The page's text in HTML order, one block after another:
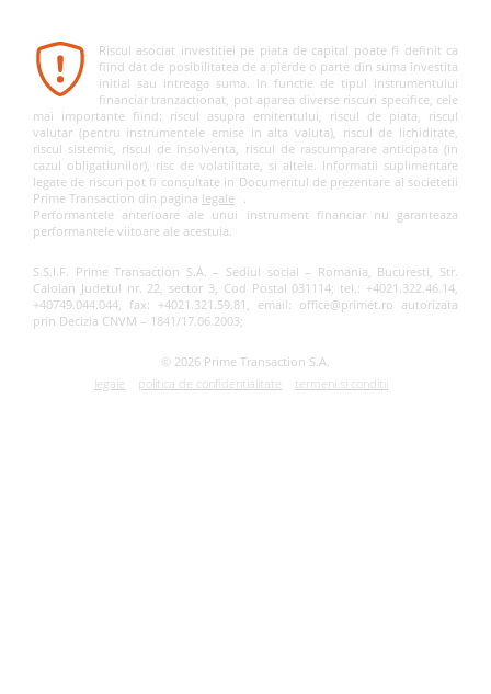
Riscul asociat investitiei pe piata de capital poate fi definit ca
fiind dat de posibilitatea de a pierde o parte din suma investita
initial sau intreaga suma. In functie de tipul instrumentului
financiar tranzactionat, pot aparea diverse riscuri specifice, cele
mai importante fiind: riscul asupra emitentului, riscul de piata, riscul
valutar (pentru instrumentele emise in alta valuta), riscul de lichiditate,
riscul sistemic, riscul de insolventa, riscul de rascumparare anticipata (in
cazul obligatiunilor), risc de volatilitate, si altele. Informatii suplimentare
legate de riscuri pot fi consultate in Documentul de prezentare al societetii
Prime Transaction din pagina legale
Performantele anterioare ale unui instrument financiar nu garanteaza
performantele viitoare ale acestuia.
S.S.I.F. Prime Transaction S.A. – Sediul social – Romania, Bucuresti, Str.
Caloian Judetul nr. 22, sector 3, Cod Postal 031114; tel.: +4021.322.46.14,
+40749.044.044, fax: +4021.321.59.81, email: office@primet.ro autorizata
prin Decizia CNVM – 1841/17.06.2003;
© 2026 Prime Transaction S.A.
legale
politica de confidentialitate termeni si conditii